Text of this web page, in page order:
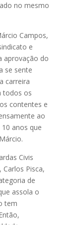
no mesmo
Campos,
e
aprovação do
se sente
carreira
todos os
contentes e
ao
anos que
Civis
Carlos Pisca,
de
assola o
tem